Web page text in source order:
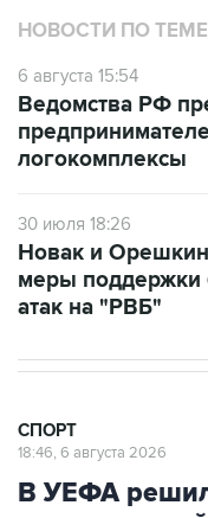
НОВОСТИ ПО ТЕМЕ
6 августа 15:54
Ведомства РФ
логокомплексы
30 июля 18:26
Новак и Орешкин
меры поддержки
атак на "РВБ"
СПОРТ
18:46, 6 августа 2026
В УЕФА